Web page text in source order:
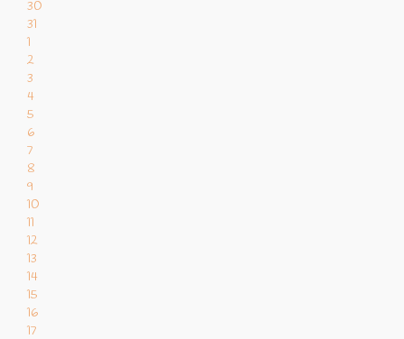
30
31
1
2
3
4
5
6
7
8
9
10
11
12
13
14
15
16
17